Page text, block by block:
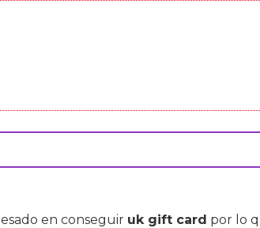
en conseguir uk gift card por lo